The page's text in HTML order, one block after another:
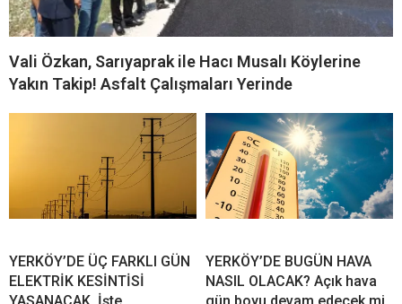
Vali Özkan, Sarıyaprak ile Hacı Musalı Köylerine
Yakın Takip! Asfalt Çalışmaları Yerinde
YERKÖY’DE ÜÇ FARKLI GÜN
ELEKTRİK KESİNTİSİ
YERKÖY’DE BUGÜN HAVA
NASIL OLACAK? Açık hava